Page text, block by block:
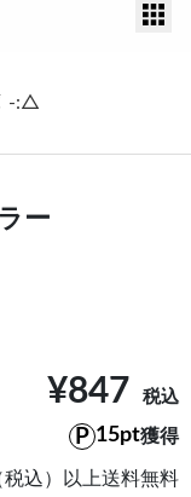
-:△
ー
¥847
15pt獲得
税込）以上送料無料